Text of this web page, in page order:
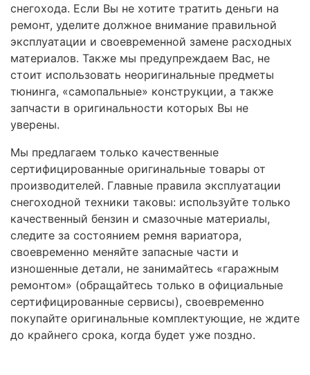
снегохода. Если Вы не хотите тратить деньги на
ремонт, уделите должное внимание правильной
эксплуатации и своевременной замене расходных
материалов. Также мы предупреждаем Вас, не
стоит использовать неоригинальные предметы
тюнинга, «самопальные» конструкции, а также
запчасти в оригинальности которых Вы не
уверены.
Мы предлагаем только качественные
сертифицированные оригинальные товары от
производителей. Главные правила эксплуатации
снегоходной техники таковы: используйте только
качественный бензин и смазочные материалы,
следите за состоянием ремня вариатора,
своевременно меняйте запасные части и
изношенные детали, не занимайтесь «гаражным
ремонтом» (обращайтесь только в официальные
сертифицированные сервисы), своевременно
покупайте оригинальные комплектующие, не ждите
до крайнего срока, когда будет уже поздно.